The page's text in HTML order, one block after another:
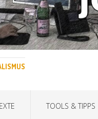
TOOLS & TIPPS